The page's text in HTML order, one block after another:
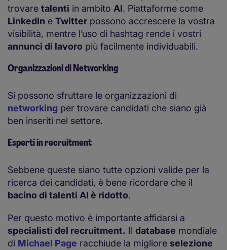
trovare talenti in ambito AI. Piattaforme come
LinkedIn e Twitter possono accrescere la vostra
visibilità, mentre l’uso di hashtag rende i vostri
annunci di lavoro più facilmente individuabili.
Organizzazioni di Networking
Si possono sfruttare le organizzazioni di
networking per trovare candidati che siano già
ben inseriti nel settore.
Esperti in recruitment
Sebbene queste siano tutte opzioni valide per la
ricerca dei candidati, è bene ricordare che il
bacino di talenti AI è ridotto.
Per questo motivo è importante affidarsi a
specialisti del recruitment. Il database mondiale
di Michael Page racchiude la migliore selezione